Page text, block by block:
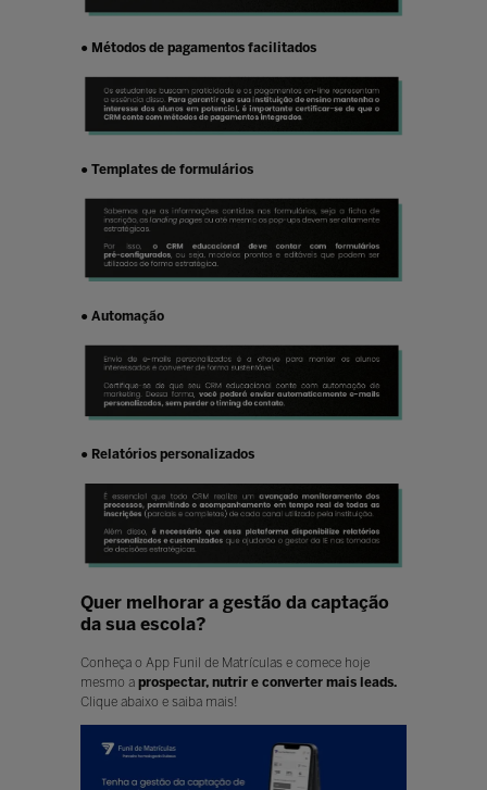
● Métodos de pagamentos facilitados
● Templates de formulários
● Automação
● Relatórios personalizados
Quer melhorar a gestão da captação
da sua escola?
Conheça o App Funil de Matrículas e comece hoje
mesmo a prospectar, nutrir e converter mais leads.
Clique abaixo e saiba mais!